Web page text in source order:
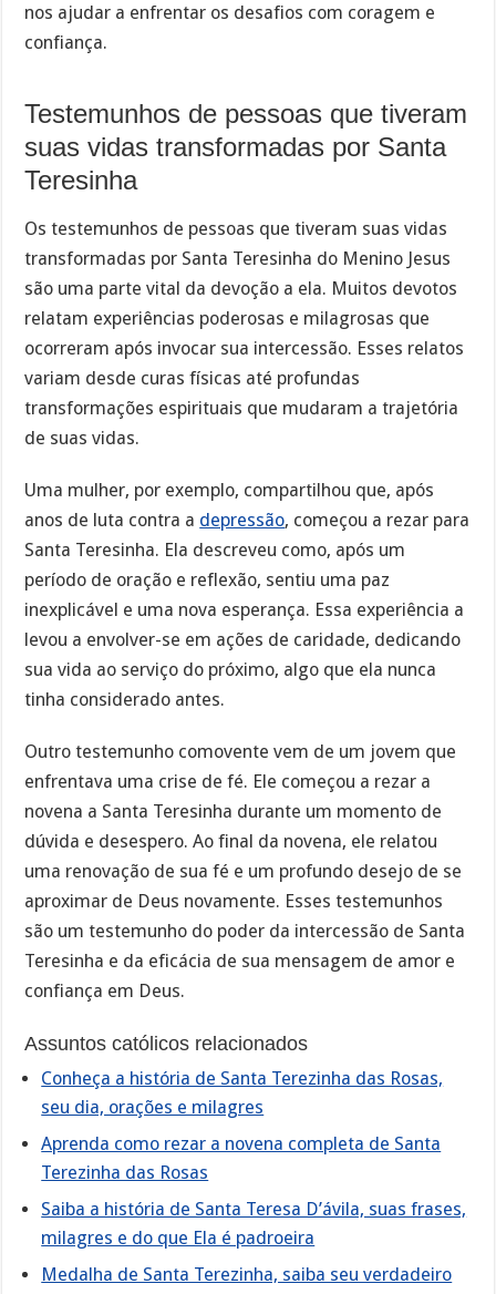
nos ajudar a enfrentar os desafios com coragem e
confiança.
Testemunhos de pessoas que tiveram
suas vidas transformadas por Santa
Teresinha
Os testemunhos de pessoas que tiveram suas vidas
transformadas por Santa Teresinha do Menino Jesus
são uma parte vital da devoção a ela. Muitos devotos
relatam experiências poderosas e milagrosas que
ocorreram após invocar sua intercessão. Esses relatos
variam desde curas físicas até profundas
transformações espirituais que mudaram a trajetória
de suas vidas.
Uma mulher, por exemplo, compartilhou que, após
anos de luta contra a depressão, começou a rezar para
Santa Teresinha. Ela descreveu como, após um
período de oração e reflexão, sentiu uma paz
inexplicável e uma nova esperança. Essa experiência a
levou a envolver-se em ações de caridade, dedicando
sua vida ao serviço do próximo, algo que ela nunca
tinha considerado antes.
Outro testemunho comovente vem de um jovem que
enfrentava uma crise de fé. Ele começou a rezar a
novena a Santa Teresinha durante um momento de
dúvida e desespero. Ao final da novena, ele relatou
uma renovação de sua fé e um profundo desejo de se
aproximar de Deus novamente. Esses testemunhos
são um testemunho do poder da intercessão de Santa
Teresinha e da eficácia de sua mensagem de amor e
confiança em Deus.
Assuntos católicos relacionados
Conheça a história de Santa Terezinha das Rosas,
seu dia, orações e milagres
Aprenda como rezar a novena completa de Santa
Terezinha das Rosas
Saiba a história de Santa Teresa D’ávila, suas frases,
milagres e do que Ela é padroeira
Medalha de Santa Terezinha, saiba seu verdadeiro